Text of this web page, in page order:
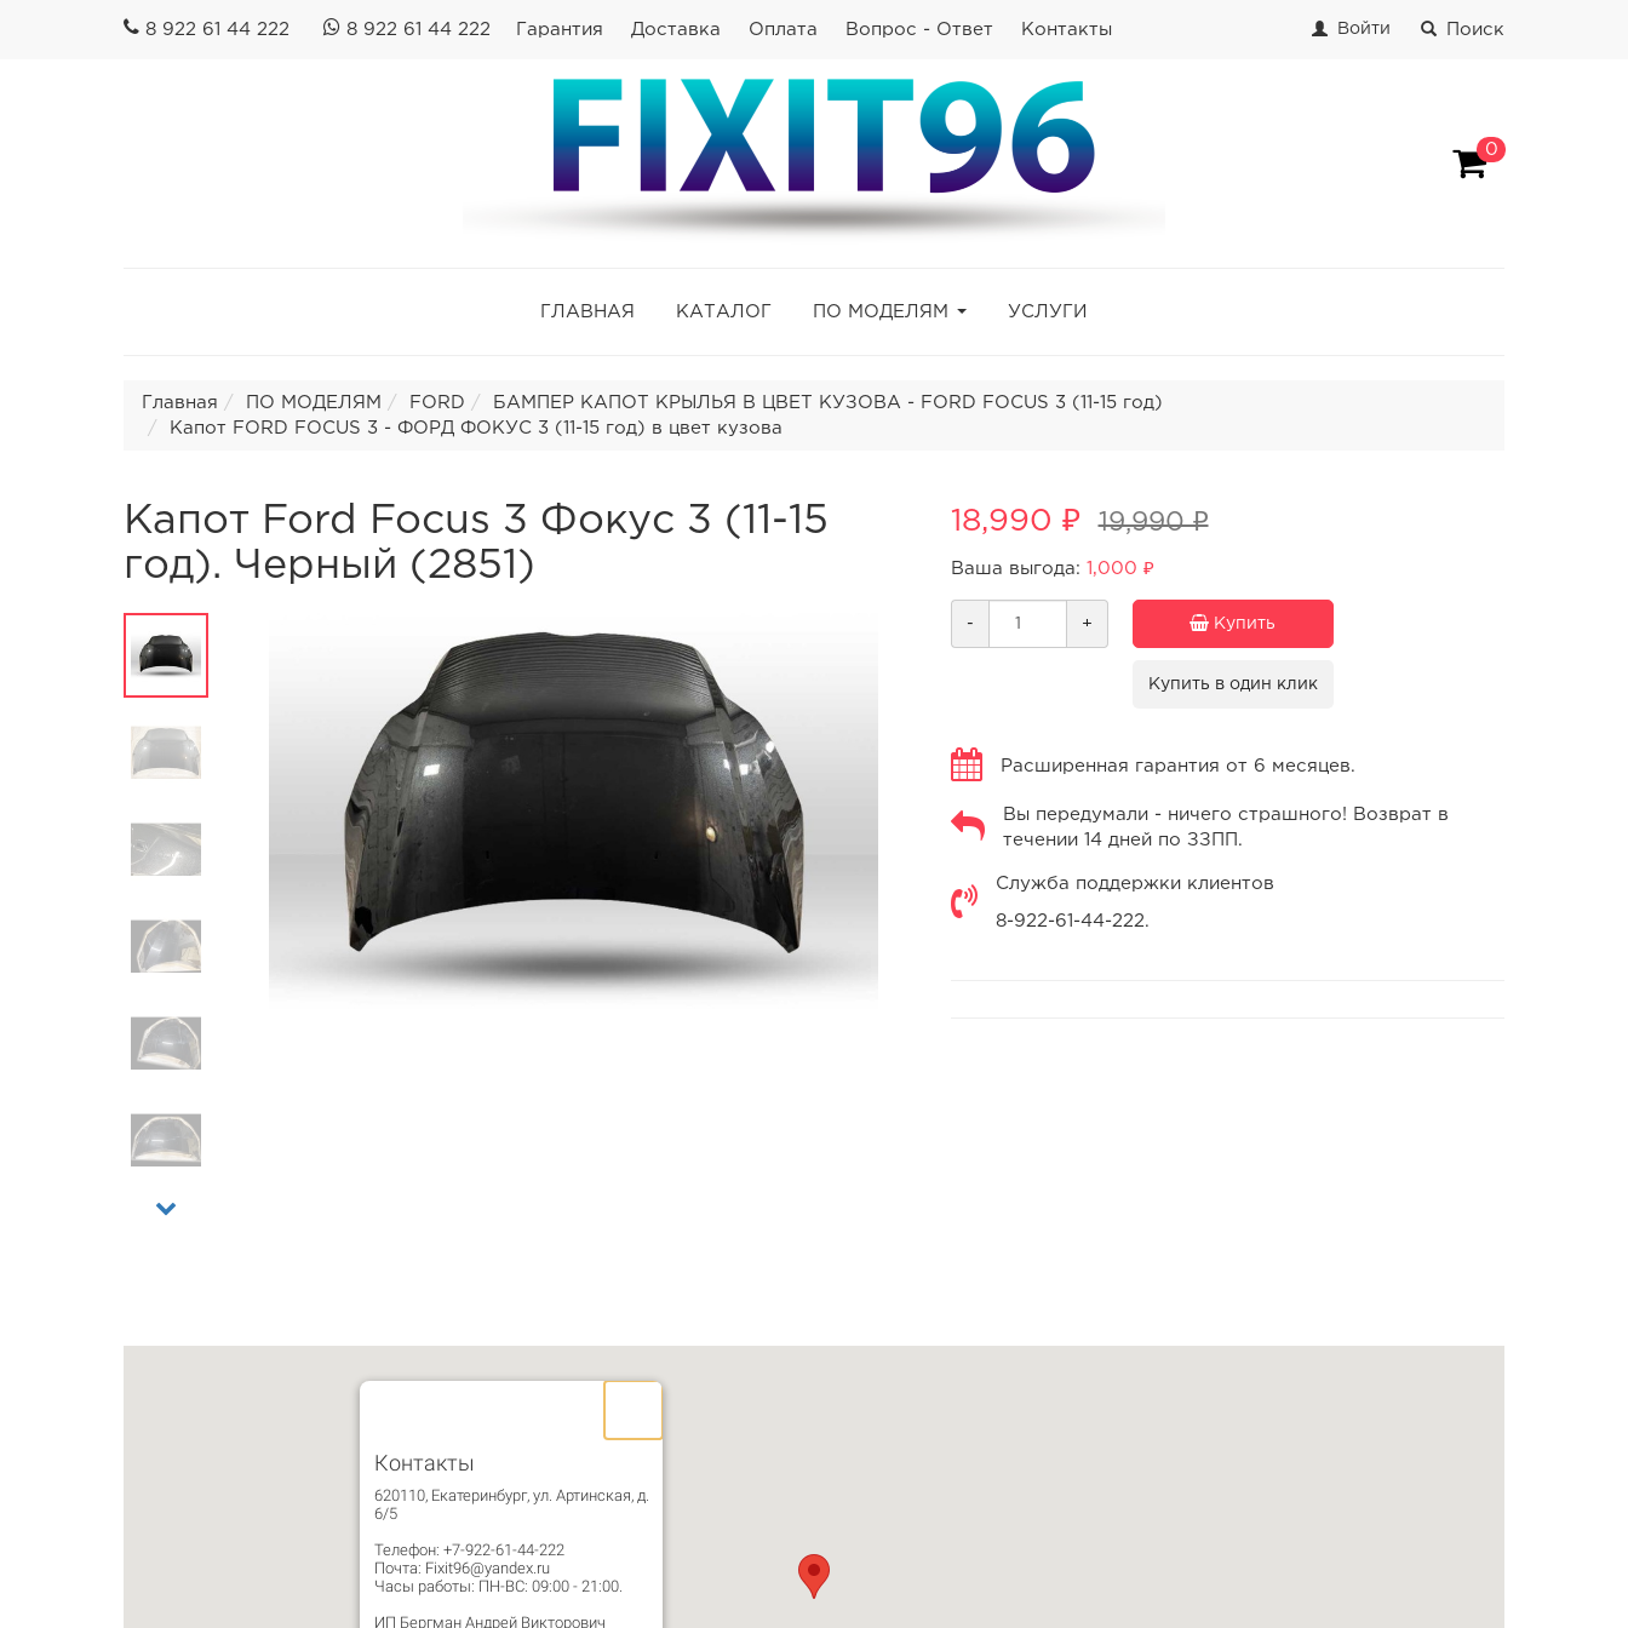
8 922 61 44 222 8 922 61 44 222 Гарантия Доставка Оплата Вопрос - Ответ Контакты Войти Поиск
0
ГЛАВНАЯ КАТАЛОГ ПО МОДЕЛЯМ УСЛУГИ
Главная ПО МОДЕЛЯМ FORD
БАМПЕР КАПОТ КРЫЛЬЯ В ЦВЕТ КУЗОВА - FORD FOCUS 3 (11-15 год)
Капот FORD FOCUS 3 - ФОРД ФОКУС 3 (11-15 год) в цвет кузова
Капот Ford Focus 3 Фокус 3 (11-15
год). Черный (2851)
18,990 ₽ 19,990 ₽
Ваша выгода: 1,000 ₽
- + Купить
Купить в один клик
Расширенная гарантия от 6 месяцев.
Вы передумали - ничего страшного! Возврат в
течении 14 дней по ЗЗПП.
Служба поддержки клиентов
8-922-61-44-222.
Контакты
620110, Екатеринбург, ул. Артинская, д.
6/5
Телефон: +7-922-61-44-222
Почта: Fixit96@yandex.ru
Часы работы: ПН-ВС: 09:00 - 21:00.
ИП Бергман Андрей Викторович